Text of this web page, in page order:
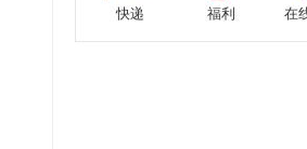
快递 福利 在